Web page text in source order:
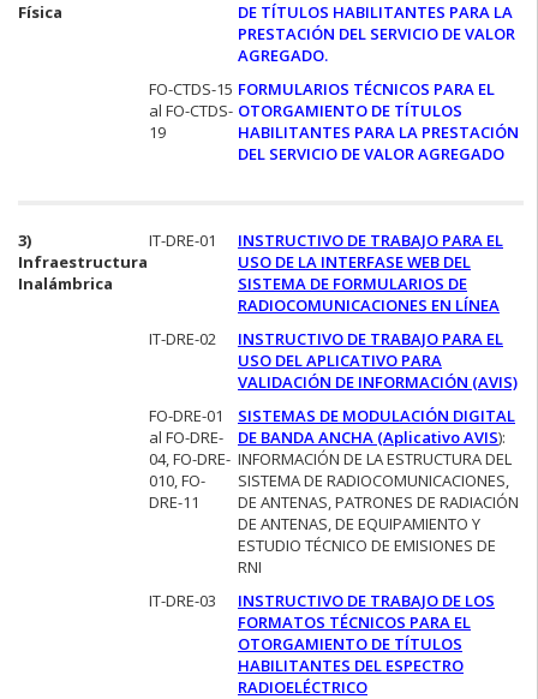
Física
DE TÍTULOS HABILITANTES PARA LA
PRESTACIÓN DEL SERVICIO DE VALOR
AGREGADO.
FO-CTDS-15
al FO-CTDS-
19
FORMULARIOS TÉCNICOS PARA EL
OTORGAMIENTO DE TÍTULOS
HABILITANTES PARA LA PRESTACIÓN
DEL SERVICIO DE VALOR AGREGADO
3)
Infraestructura
Inalámbrica
IT-DRE-01
INSTRUCTIVO DE TRABAJO PARA EL
USO DE LA INTERFASE WEB DEL
SISTEMA DE FORMULARIOS DE
RADIOCOMUNICACIONES EN LÍNEA
IT-DRE-02
INSTRUCTIVO DE TRABAJO PARA EL
USO DEL APLICATIVO PARA
VALIDACIÓN DE INFORMACIÓN (AVIS)
FO-DRE-01
al FO-DRE-
04, FO-DRE-
010, FO-
DRE-11
SISTEMAS DE MODULACIÓN DIGITAL
DE BANDA ANCHA (Aplicativo AVIS):
INFORMACIÓN DE LA ESTRUCTURA DEL
SISTEMA DE RADIOCOMUNICACIONES,
DE ANTENAS, PATRONES DE RADIACIÓN
DE ANTENAS, DE EQUIPAMIENTO Y
ESTUDIO TÉCNICO DE EMISIONES DE
RNI
IT-DRE-03
INSTRUCTIVO DE TRABAJO DE LOS
FORMATOS TÉCNICOS PARA EL
OTORGAMIENTO DE TÍTULOS
HABILITANTES DEL ESPECTRO
RADIOELÉCTRICO